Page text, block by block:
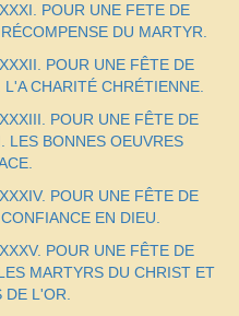
POUR UNE FETE DE
DU MARTYR.
POUR UNE FÊTE DE
CHARITÉ CHRÉTIENNE.
POUR UNE FÊTE DE
LES BONNES OEUVRES
POUR UNE FÊTE DE
EN DIEU.
POUR UNE FÊTE DE
MARTYRS DU CHRIST ET
DE L'OR.